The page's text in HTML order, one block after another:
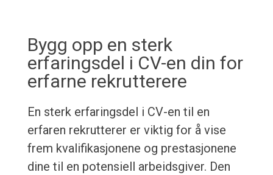
Bygg opp en sterk
erfaringsdel i CV-en din for
erfarne rekrutterere
En sterk erfaringsdel i CV-en til en
erfaren rekrutterer er viktig for å vise
frem kvalifikasjonene og prestasjonene
dine til en potensiell arbeidsgiver. Den